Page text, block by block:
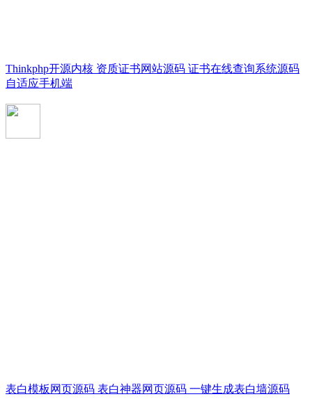
Thinkphp开源内核 资质证书网站源码 证书在线查询系统源码
自适应手机端
表白模板网页源码 表白神器网页源码 一键生成表白墙源码